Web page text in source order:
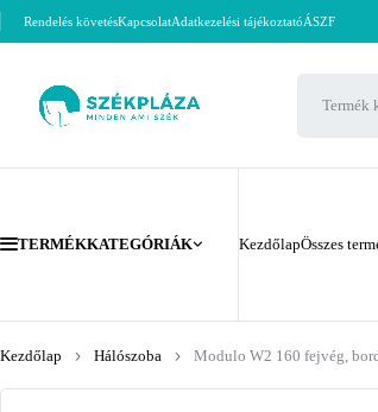
Rendelés követésKapcsolatAdatkezelési tájékoztatóÁSZF
TERMÉKKATEGÓRIÁK KezdőlapÖsszes
Kezdőlap Hálószoba Modulo W2 160 fejvég,